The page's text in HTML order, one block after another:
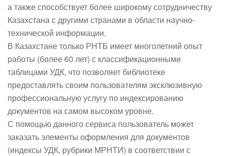
а также способствует более широкому сотрудничеству
Казахстана с другими странами в области научно-
технической информации.
В Казахстане только РНТБ имеет многолетний опыт
работы (более 60 лет) с классификационными
таблицами УДК, что позволяет библиотеке
предоставлять своим пользователям эксклюзивную
профессиональную услугу по индексированию
документов на самом высоком уровне.
С помощью данного сервиса пользователь может
заказать элементы оформления для документов
(индексы УДК, рубрики МРНТИ) в соответствии с